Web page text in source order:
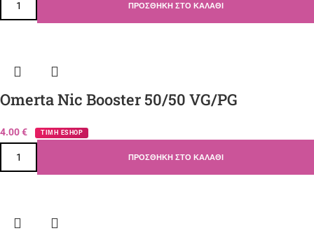
ΠΡΟΣΘΉΚΗ ΣΤΟ ΚΑΛΆΘΙ
Omerta Nic Booster 50/50 VG/PG
4.00€ ΤΙΜΗ ESHOP
ΠΡΟΣΘΉΚΗ ΣΤΟ ΚΑΛΆΘΙ